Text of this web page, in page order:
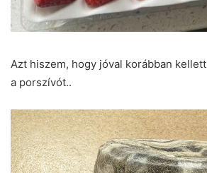
Azt hiszem, hogy jóval korábban
a porszívót..